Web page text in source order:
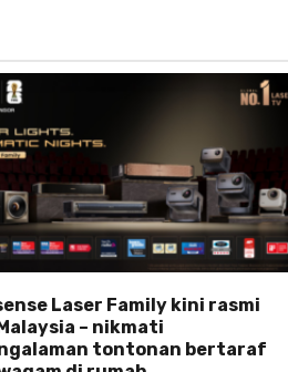
Laser Family kini rasmi
– nikmati
tontonan bertaraf